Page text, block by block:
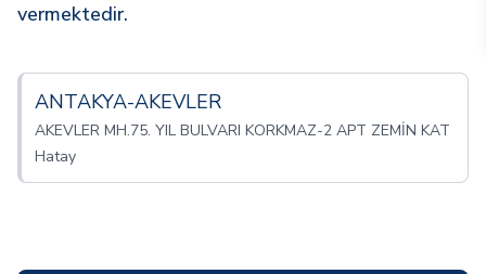
vermektedir.
ANTAKYA-AKEVLER
AKEVLER MH.75. YIL BULVARI KORKMAZ-2 APT ZEMİN KAT
Hatay